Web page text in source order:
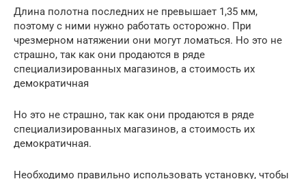
Длина полотна последних не превышает 1,35 мм,
поэтому с ними нужно работать осторожно. При
чрезмерном натяжении они могут ломаться. Но это не
страшно, так как они продаются в ряде
специализированных магазинов, а стоимость их
демократичная
Но это не страшно, так как они продаются в ряде
специализированных магазинов, а стоимость их
демократичная.
Необходимо правильно использовать установку, чтобы